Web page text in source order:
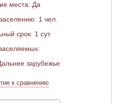
места: Да
1 чел.
срок: 1 сут.
зарубежье
к сравнению